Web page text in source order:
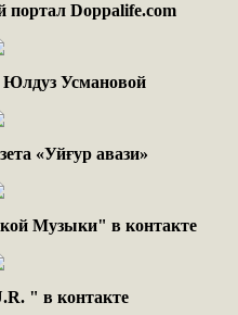
Doppalife.com
Усмановой
«Уйғур авази»
Музыки" в контакте
.R. " в контакте